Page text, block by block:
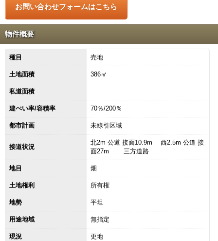
物件概要
種目 売地
土地面積 386㎡
私道面積
建ぺい率/容積率 70％/200％
都市計画 未線引区域
接道状況
北2m 公道 接面10.9m 西2.5m 公道 接
面27m 三方道路
地目 畑
土地権利 所有権
地勢 平坦
用途地域 無指定
現況 更地